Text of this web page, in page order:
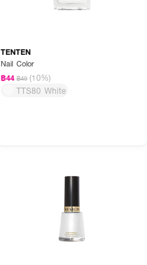
TENTEN
Nail Color
฿44 ฿49 (10%)
TTS80 White